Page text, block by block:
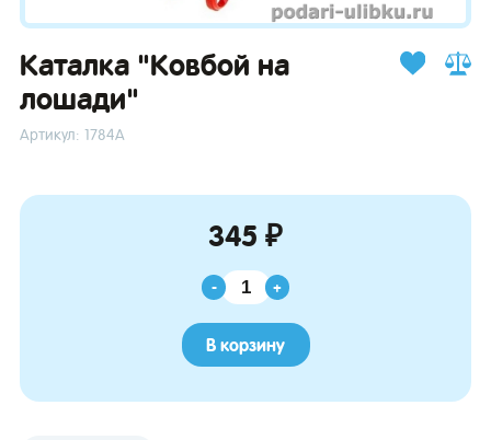
Каталка "Ковбой на
лошади"
Артикул: 1784А
345 ₽
- +
В корзину